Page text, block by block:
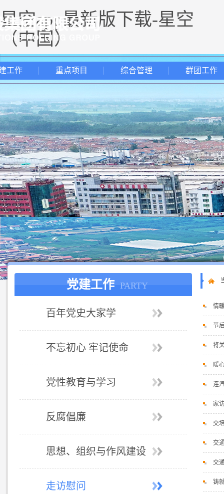
星空app最新版下载-星空
（中国）
工作 重点项目 综合管理 群团工作
党建工作 PARTY
百年党史大家学
不忘初心 牢记使命
党性教育与学习
反腐倡廉
思想、组织与作风建设
走访慰问
情
节
将
暖
连
家
交
交
交
铸